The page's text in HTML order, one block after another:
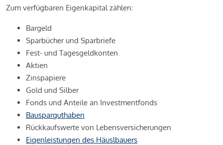
Zum verfügbaren Eigenkapital zählen:
Bargeld
Sparbücher und Sparbriefe
Fest- und Tagesgeldkonten
Aktien
Zinspapiere
Gold und Silber
Fonds und Anteile an Investmentfonds
Bausparguthaben
Rückkaufswerte von Lebensversicherungen
Eigenleistungen des Häuslbauers